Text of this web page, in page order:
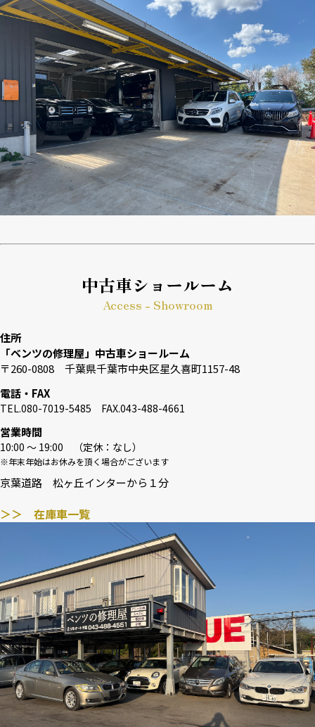
中古車ショールーム
Access - Showroom
住所
「ベンツの修理屋」中古車ショールーム
〒260-0808 千葉県千葉市中央区星久喜町1157-48
電話・FAX
TEL.080-7019-5485 FAX.043-488-4661
営業時間
10:00 〜 19:00 （定休：なし）
※年末年始はお休みを頂く場合がございます
京葉道路 松ヶ丘インターから１分
＞＞ 在庫車一覧